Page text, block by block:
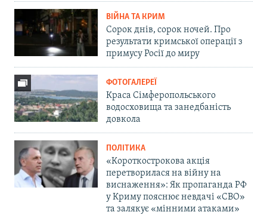
ВІЙНА ТА КРИМ
Сорок днів, сорок ночей. Про
результати кримської операції з
примусу Росії до миру
ФОТОГАЛЕРЕЇ
Краса Сімферопольського
водосховища та занедбаність
довкола
ПОЛІТИКА
«Короткострокова акція
перетворилася на війну на
виснаження»: Як пропаганда РФ
у Криму пояснює невдачі «СВО»
та залякує «мінними атаками»